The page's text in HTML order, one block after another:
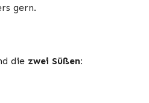
gern.
die zwei Süßen: